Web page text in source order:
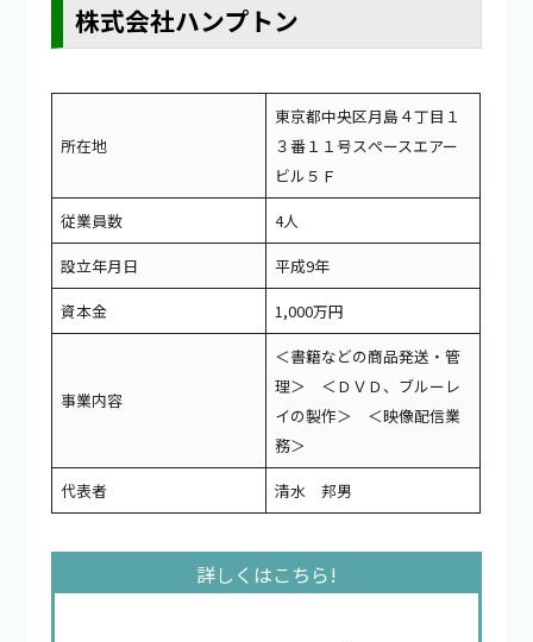
株式会社ハンプトン
所在地
東京都中央区月島４丁目１
３番１１号スぺースエアー
ビル５Ｆ
従業員数
4人
設立年月日
平成9年
資本金
1,000万円
事業内容
＜書籍などの商品発送・管
理＞ ＜ＤＶＤ、ブルーレ
イの製作＞ ＜映像配信業
務＞
代表者
清水 邦男